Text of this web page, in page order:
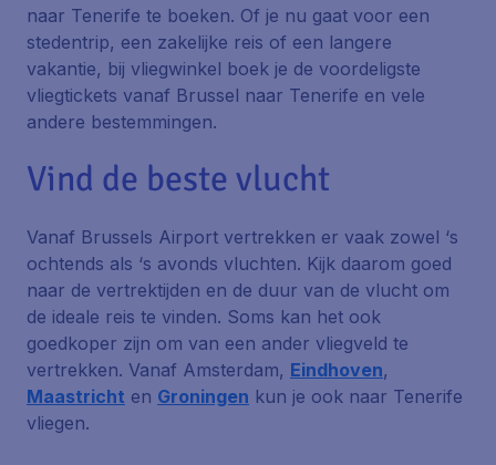
naar Tenerife te boeken. Of je nu gaat voor een
stedentrip, een zakelijke reis of een langere
vakantie, bij vliegwinkel boek je de voordeligste
vliegtickets vanaf Brussel naar Tenerife en vele
andere bestemmingen.
Vind de beste vlucht
Vanaf Brussels Airport vertrekken er vaak zowel ‘s
ochtends als ‘s avonds vluchten. Kijk daarom goed
naar de vertrektijden en de duur van de vlucht om
de ideale reis te vinden. Soms kan het ook
goedkoper zijn om van een ander vliegveld te
vertrekken. Vanaf Amsterdam, Eindhoven,
Maastricht en Groningen kun je ook naar Tenerife
vliegen.